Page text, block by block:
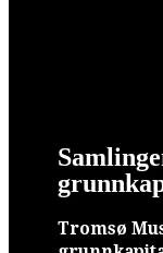
Tromsø